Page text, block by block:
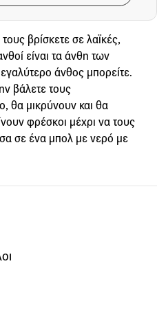
βρίσκετε σε λαϊκές,
είναι τα άνθη των
άνθος μπορείτε.
βάλετε τους
θα μικρύνουν και θα
φρέσκοι μέχρι να τους
σε ένα μπολ με νερό με